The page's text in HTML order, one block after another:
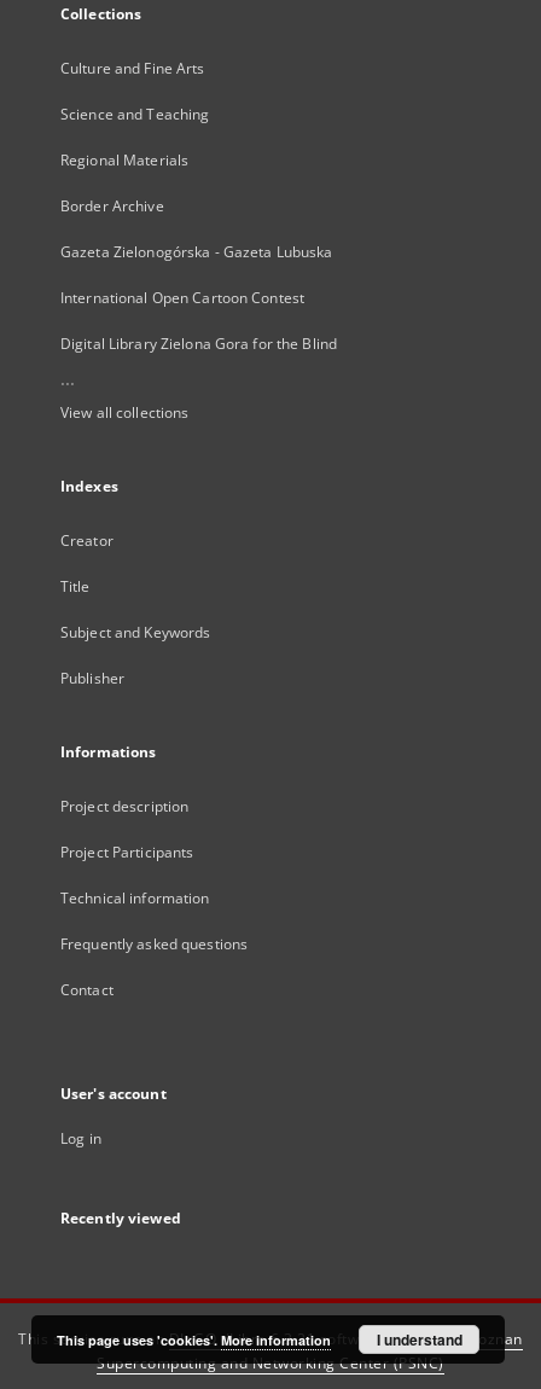
Collections
Culture and Fine Arts
Science and Teaching
Regional Materials
Border Archive
Gazeta Zielonogórska - Gazeta Lubuska
International Open Cartoon Contest
Digital Library Zielona Gora for the Blind
...
View all collections
Indexes
Creator
Title
Subject and Keywords
Publisher
Informations
Project description
Project Participants
Technical information
Frequently asked questions
Contact
User's account
Log in
Recently viewed
This service runs onDInGO dLibra 6.3.21software created by
Poznan
Supercomputing and Networking Center (PSNC)
This page uses 'cookies'. More information I understand